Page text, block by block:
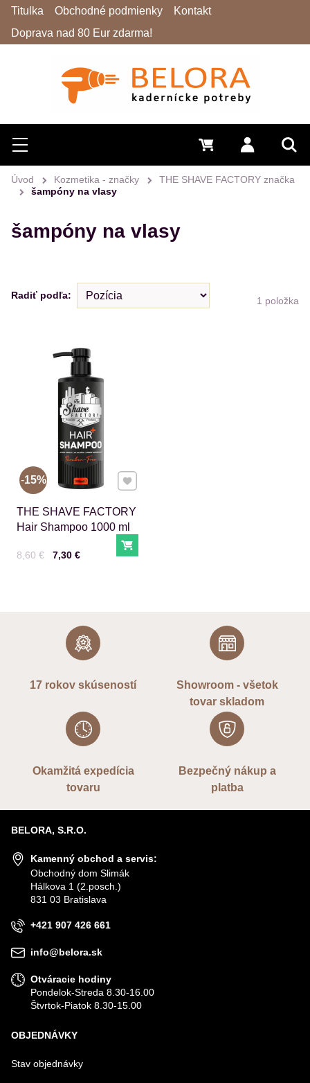
Hľadať
Menu Prihlásiť
0 €
Titulka Obchodné podmienky
Kontakt
Doprava nad 80 Eur zdarma!
Úvod Kozmetika - značky
THE SHAVE FACTORY značka
šampóny na vlasy
šampóny na vlasy
Radiť podľa: 1 položka
THE SHAVE FACTORY
Hair Shampoo 1000 ml
Cena s DPH
7,30 €
Pred zľavou:
8,60 € Do košíka
15% Pridať k Obľúbeným
17 rokov skúseností
Showroom - všetok
tovar skladom
Okamžitá expedícia
tovaru
Bezpečný nákup a
platba
BELORA, S.R.O.
Kamenný obchod a servis:
Obchodný dom Slimák
Hálkova 1 (2.posch.)
831 03 Bratislava
+421 907 426 661
info@belora.sk
Otváracie hodiny
Pondelok-Streda 8.30-16.00
Štvrtok-Piatok 8.30-15.00
OBJEDNÁVKY
Stav objednávky